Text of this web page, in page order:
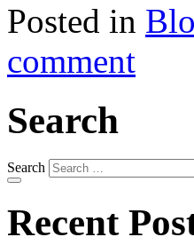
Posted in
comment
Search
Search
Recent